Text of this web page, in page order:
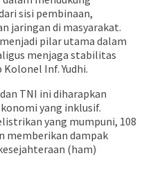
sisi pembinaan,
jaringan di masyarakat.
pilar utama dalam
menjaga stabilitas
Kolonel Inf. Yudhi.
TNI ini diharapkan
yang inklusif.
yang mumpuni, 108
memberikan dampak
(ham)